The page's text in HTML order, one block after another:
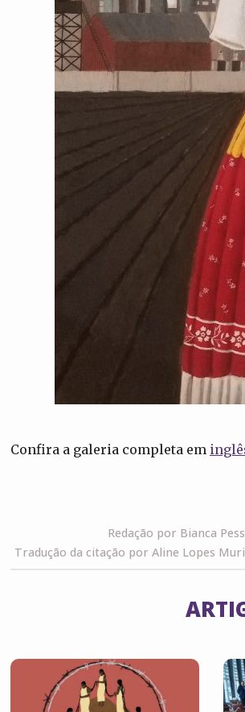
Confira a galeria completa em
Redação por Bianca
Tradução da citação por Aline Lopes